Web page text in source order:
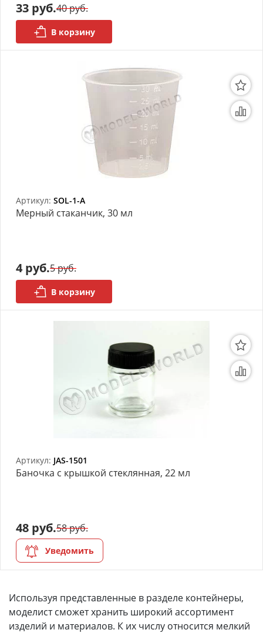
33 руб.40 руб.
В корзину
Артикул: SOL-1-A
Мерный стаканчик, 30 мл
4 руб.5 руб.
В корзину
Артикул: JAS-1501
Баночка с крышкой стеклянная, 22 мл
48 руб.58 руб.
Уведомить
Используя представленные в разделе контейнеры,
моделист сможет хранить широкий ассортимент
изделий и материалов. К их числу относится мелкий